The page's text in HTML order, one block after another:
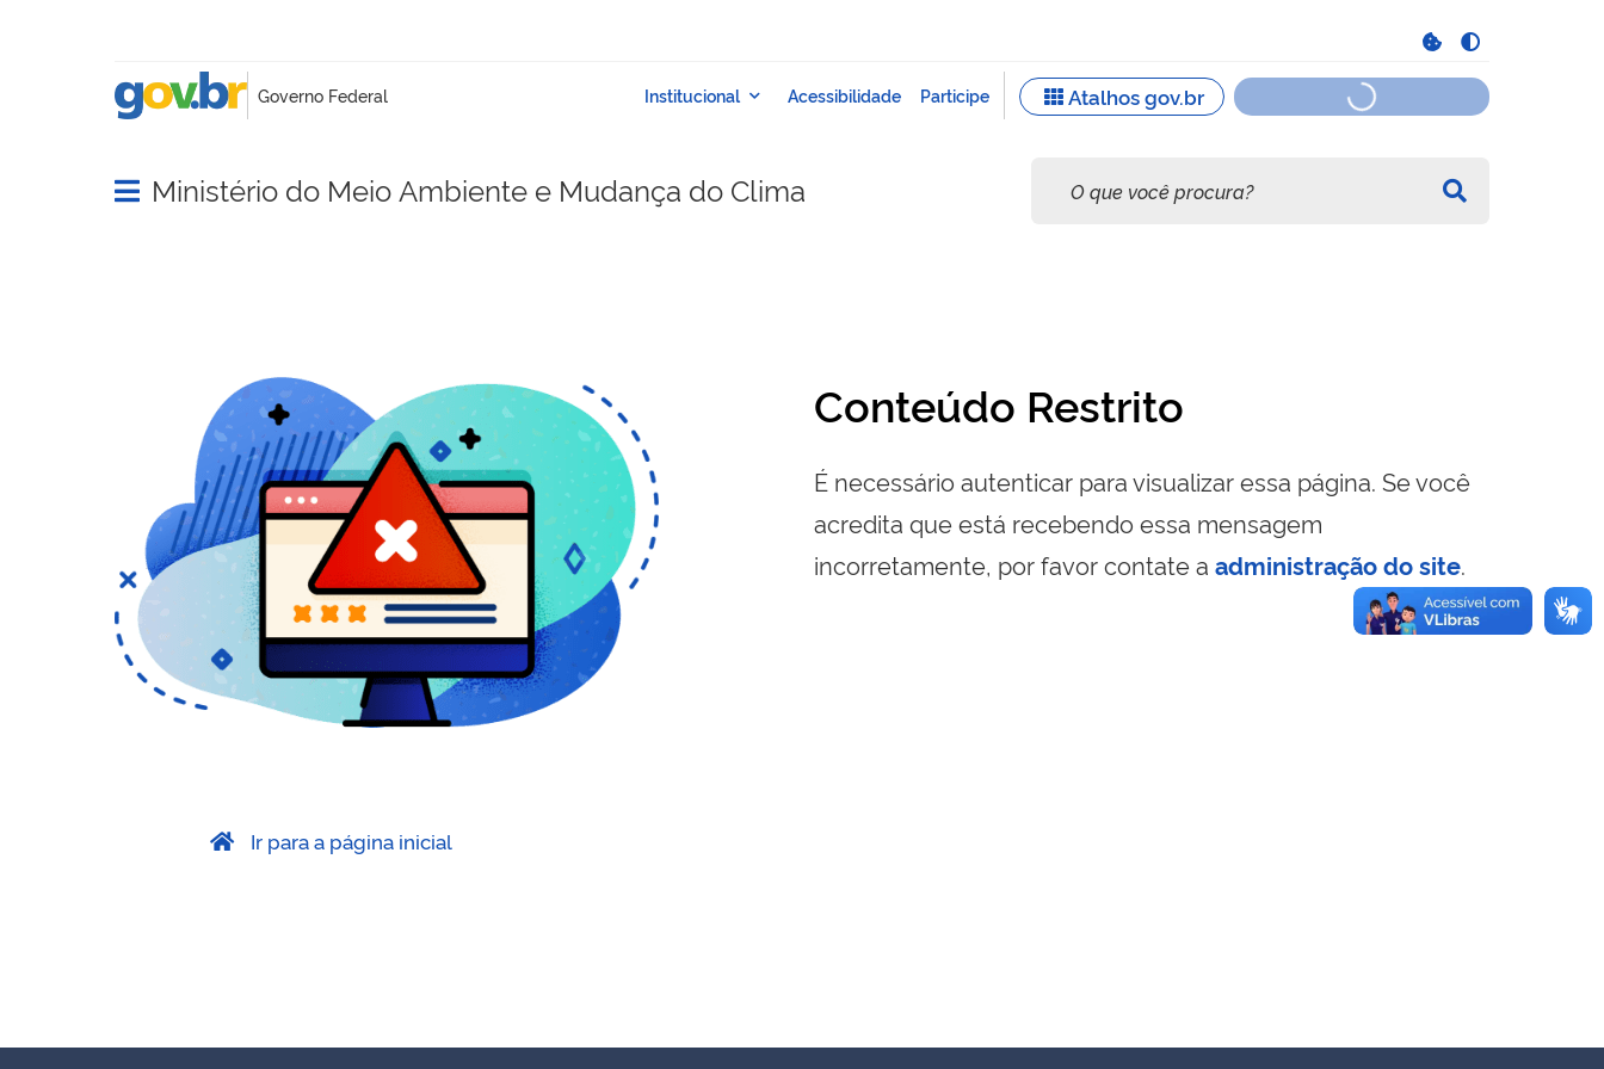
Abrir menu principal de navegação
Ministério do Meio Ambiente e Mudança do Clima
Conteúdo Restrito
É necessário autenticar para visualizar essa página. Se você
acredita que está recebendo essa mensagem
incorretamente, por favor contate a administração do site.
Ir para a página inicial